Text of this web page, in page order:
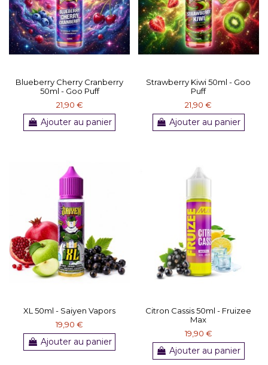
Blueberry Cherry Cranberry
50ml - Goo Puff
21,90 €
Ajouter au panier
Strawberry Kiwi 50ml - Goo
Puff
21,90 €
Ajouter au panier
XL 50ml - Saiyen Vapors
19,90 €
Ajouter au panier
Citron Cassis 50ml - Fruizee
Max
19,90 €
Ajouter au panier